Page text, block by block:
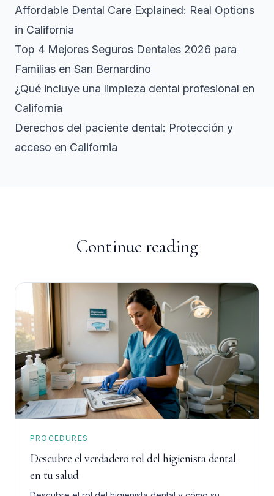
Affordable Dental Care Explained: Real Options
in California
Top 4 Mejores Seguros Dentales 2026 para
Familias en San Bernardino
¿Qué incluye una limpieza dental profesional en
California
Derechos del paciente dental: Protección y
acceso en California
Continue reading
PROCEDURES
Descubre el verdadero rol del higienista dental
en tu salud